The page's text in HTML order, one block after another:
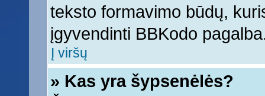
teksto formavimo būdų,
įgyvendinti BBKodo
Į viršų
» Kas yra šypsenėlės?